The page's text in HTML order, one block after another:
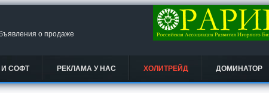
о продаже
СОФТ РЕКЛАМА У НАС ХОЛИТРЕЙД ДОМИНАТОР